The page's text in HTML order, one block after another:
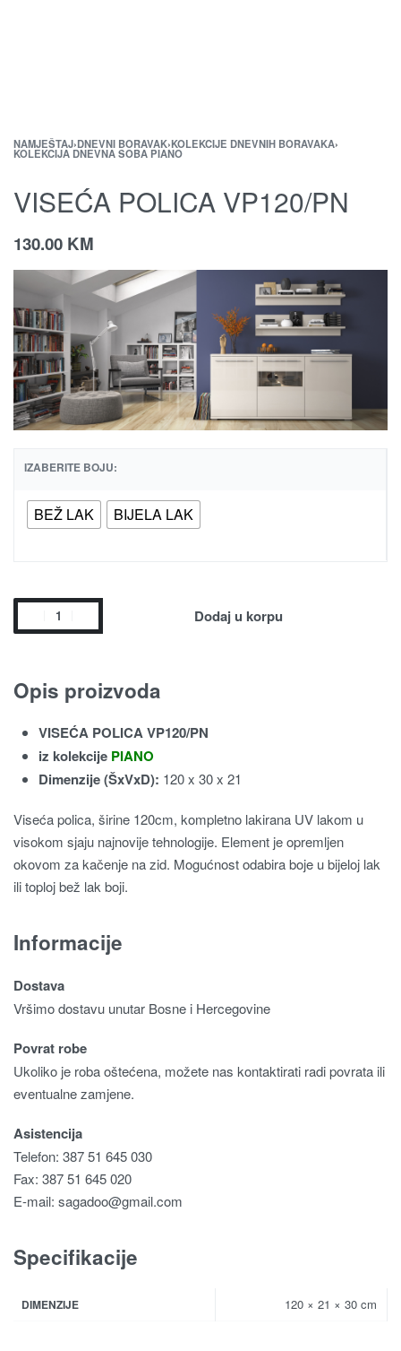
NAMJEŠTAJ›DNEVNI BORAVAK›KOLEKCIJE DNEVNIH BORAVAKA›
KOLEKCIJA DNEVNA SOBA PIANO
VISEĆA POLICA VP120/PN
130.00 KM
IZABERITE BOJU:
BEŽ LAK BIJELA LAK
Dodaj u korpu
Opis proizvoda
VISEĆA POLICA VP120/PN
iz kolekcije PIANO
Dimenzije (ŠxVxD): 120 x 30 x 21
Viseća polica, širine 120cm, kompletno lakirana UV lakom u
visokom sjaju najnovije tehnologije. Element je opremljen
okovom za kačenje na zid. Mogućnost odabira boje u bijeloj lak
ili toploj bež lak boji.
Informacije
Dostava
Vršimo dostavu unutar Bosne i Hercegovine
Povrat robe
Ukoliko je roba oštećena, možete nas kontaktirati radi povrata ili
eventualne zamjene.
Asistencija
Telefon: 387 51 645 030
Fax: 387 51 645 020
E-mail: sagadoo@gmail.com
Specifikacije
DIMENZIJE 120 × 21 × 30 cm